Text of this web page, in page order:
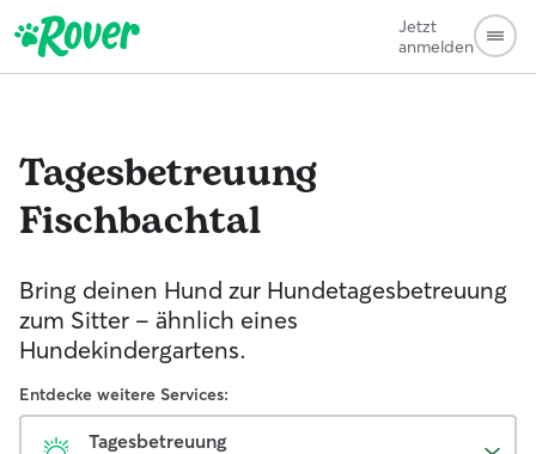
Jetzt
anmelden
Tagesbetreuung
Fischbachtal
Bring deinen Hund zur Hundetagesbetreuung
zum Sitter - ähnlich eines
Hundekindergartens.
Entdecke weitere Services:
Tagesbetreuung